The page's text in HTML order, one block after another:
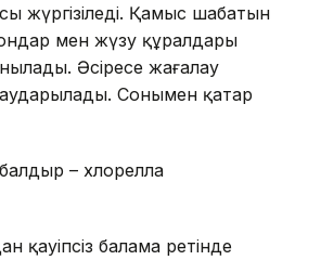
жүргізіледі. Қамыс шабатын
мен жүзу құралдары
Әсіресе жағалау
Сонымен қатар
– хлорелла
қауіпсіз балама ретінде